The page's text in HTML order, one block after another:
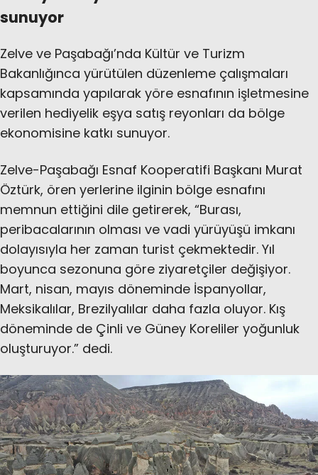
sunuyor
Zelve ve Paşabağı’nda Kültür ve Turizm
Bakanlığınca yürütülen düzenleme çalışmaları
kapsamında yapılarak yöre esnafının işletmesine
verilen hediyelik eşya satış reyonları da bölge
ekonomisine katkı sunuyor.
Zelve-Paşabağı Esnaf Kooperatifi Başkanı Murat
Öztürk, ören yerlerine ilginin bölge esnafını
memnun ettiğini dile getirerek, “Burası,
peribacalarının olması ve vadi yürüyüşü imkanı
dolayısıyla her zaman turist çekmektedir. Yıl
boyunca sezonuna göre ziyaretçiler değişiyor.
Mart, nisan, mayıs döneminde İspanyollar,
Meksikalılar, Brezilyalılar daha fazla oluyor. Kış
döneminde de Çinli ve Güney Koreliler yoğunluk
oluşturuyor.” dedi.